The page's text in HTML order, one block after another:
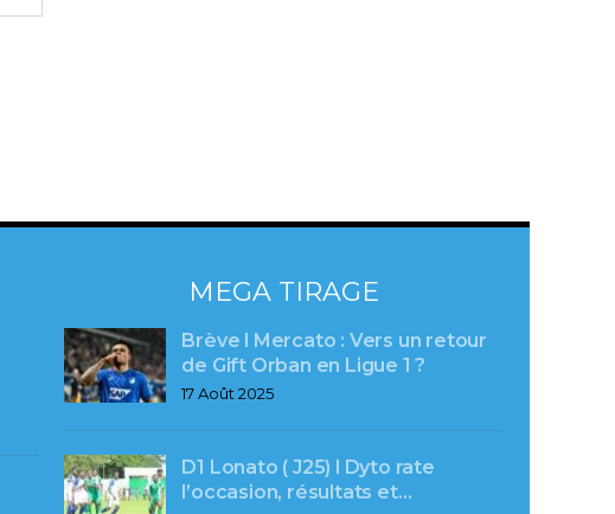
MEGA TIRAGE
Brève l Mercato : Vers un retour
de Gift Orban en Ligue 1 ?
17 Août 2025
D1 Lonato ( J25) l Dyto rate
l’occasion, résultats et…